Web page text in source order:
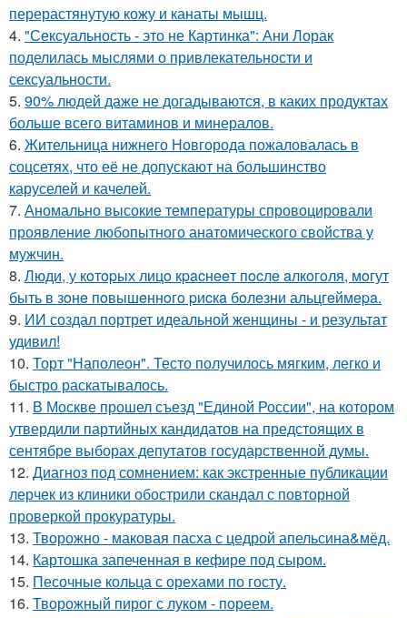
перерастянутую кожу и канаты мышц.
4. "Сексуальность - это не Картинка": Ани Лорак
поделилась мыслями о привлекательности и
сексуальности.
5. 90% людей даже не догадываются, в каких продуктах
больше всего витаминов и минералов.
6. Жительница нижнего Новгорода пожаловалась в
соцсетях, что её не допускают на большинство
каруселей и качелей.
7. Аномально высокие температуры спровоцировали
проявление любопытного анатомического свойства у
мужчин.
8. Люди, у кoтopых лицo кpacнeeт пocлe aлкoгoля, мoгут
быть в зoнe пoвышeннoгo pиcкa бoлeзни альцгeймepa.
9. ИИ создал портрет идеальной женщины - и результат
удивил!
10. Торт "Наполеон". Тесто получилось мягким, легко и
быстро раскатывалось.
11. В Москве прошел съезд "Единой России", на котором
утвердили партийных кандидатов на предстоящих в
сентябре выборах депутатов государственной думы.
12. Диагноз под сомнением: как экстренные публикации
лерчек из клиники обострили скандал с повторной
проверкой прокуратуры.
13. Творожно - маковая пасха с цедрой апельсина&мёд.
14. Картошка запеченная в кефире под сыром.
15. Песочные кольца с орехами по госту.
16. Творожный пирог с луком - пореем.